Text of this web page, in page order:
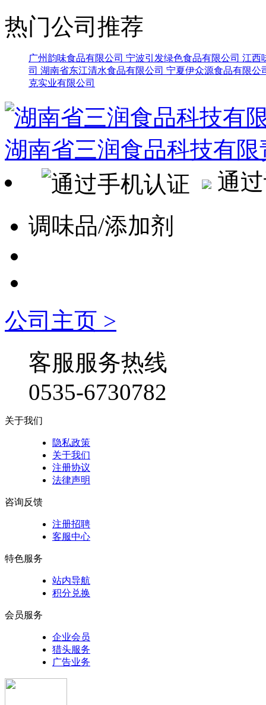
热门公司推荐
广州韵味食品有限公司 宁波引发绿色食品有限公司 江西
司 湖南省东江清水食品有限公司 宁夏伊众源食品有限公
克实业有限公司
湖南省三润食品科技有
通
调味品/添加剂
公司主页 >
客服服务热线
0535-6730782
关于我们
隐私政策
关于我们
注册协议
法律声明
咨询反馈
注册招聘
客服中心
特色服务
站内导航
积分兑换
会员服务
企业会员
猎头服务
广告业务